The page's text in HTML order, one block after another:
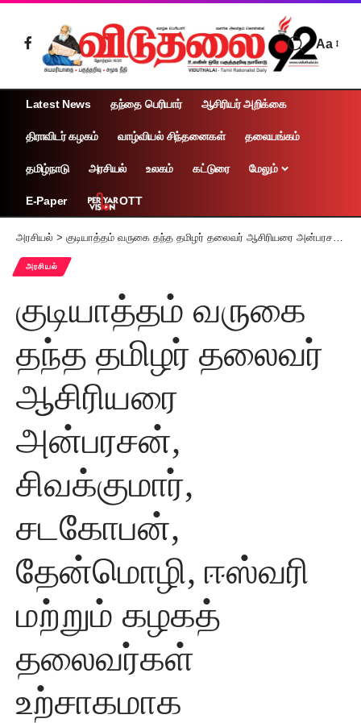
Aa
Latest News தந்தை பெரியார் ஆசிரியர் அறிக்கை
திராவிடர் கழகம் வாழ்வியல் சிந்தனைகள் தலையங்கம்
தமிழ்நாடு அரசியல் உலகம் கட்டுரை மேலும்
E-Paper OTT
அரசியல் > குடியாத்தம் வருகை தந்த தமிழர் தலைவர் ஆசிரியரை அன்பரசன், சிவக்குமார், சடகோபன், தேன்மொழி, ஈஸ்வரி மற்றும் கழகத் தலைவர்கள் உற்சாகமாக வரவேற்றனர்
அரசியல்
குடியாத்தம் வருகை
தந்த தமிழர் தலைவர்
ஆசிரியரை
அன்பரசன்,
சிவக்குமார்,
சடகோபன்,
தேன்மொழி, ஈஸ்வரி
மற்றும் கழகத்
தலைவர்கள்
உற்சாகமாக